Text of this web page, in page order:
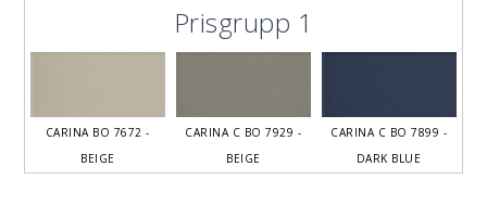
Prisgrupp 1
CARINA BO 7672 -
BEIGE
CARINA C BO 7929 -
BEIGE
CARINA C BO 7899 -
DARK BLUE